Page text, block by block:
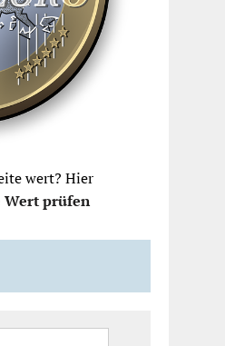
wert? Hier
Wert prüfen